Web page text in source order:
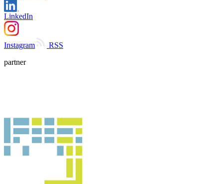
LinkedIn
Instagram
RSS
partner